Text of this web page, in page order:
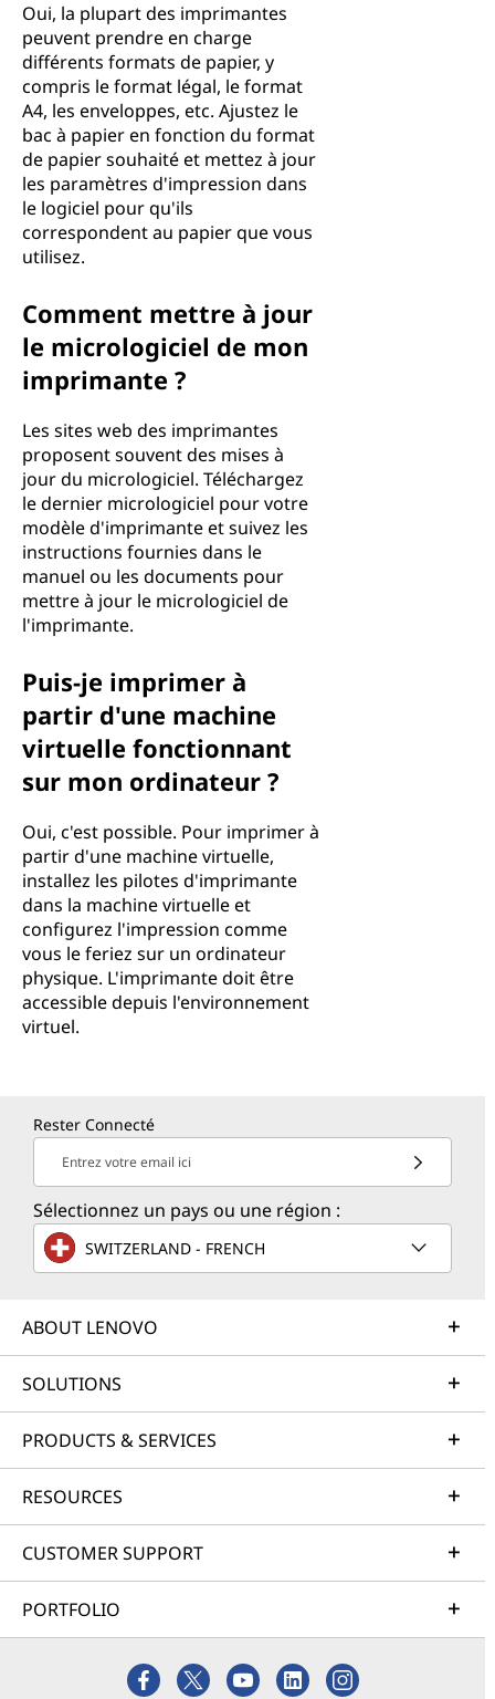
Oui, la plupart des imprimantes
peuvent prendre en charge
différents formats de papier, y
compris le format légal, le format
A4, les enveloppes, etc. Ajustez le
bac à papier en fonction du format
de papier souhaité et mettez à jour
les paramètres d'impression dans
le logiciel pour qu'ils
correspondent au papier que vous
utilisez.
Comment mettre à jour
le micrologiciel de mon
imprimante ?
Les sites web des imprimantes
proposent souvent des mises à
jour du micrologiciel. Téléchargez
le dernier micrologiciel pour votre
modèle d'imprimante et suivez les
instructions fournies dans le
manuel ou les documents pour
mettre à jour le micrologiciel de
l'imprimante.
Puis-je imprimer à
partir d'une machine
virtuelle fonctionnant
sur mon ordinateur ?
Oui, c'est possible. Pour imprimer à
partir d'une machine virtuelle,
installez les pilotes d'imprimante
dans la machine virtuelle et
configurez l'impression comme
vous le feriez sur un ordinateur
physique. L'imprimante doit être
accessible depuis l'environnement
virtuel.
Rester Connecté
Entrez votre email ici
Sélectionnez un pays ou une région :
SWITZERLAND - FRENCH
ABOUT LENOVO
SOLUTIONS
PRODUCTS & SERVICES
RESOURCES
CUSTOMER SUPPORT
PORTFOLIO